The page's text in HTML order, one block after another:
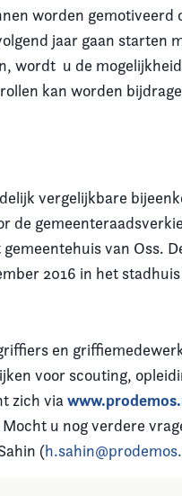
worden gemotiveerd
jaar gaan starten
wordt u de
kan worden
vergelijkbare
de
van Oss.
2016 in het
en
voor scouting,
zich via
Mocht u nog verdere
(